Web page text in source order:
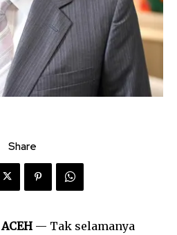
Share
— Tak selamanya